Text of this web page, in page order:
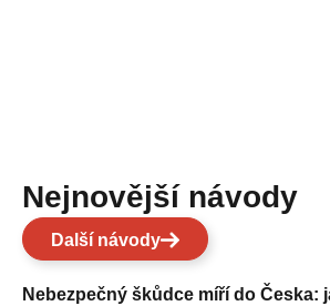
Nejnovější návody
Další návody
Nebezpečný škůdce míří do Česka: